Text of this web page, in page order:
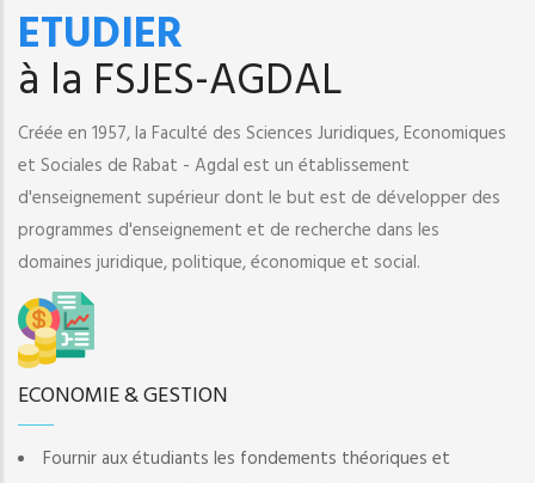
ETUDIER
à la FSJES-AGDAL
Créée en 1957, la Faculté des Sciences Juridiques, Economiques
et Sociales de Rabat - Agdal est un établissement
d'enseignement supérieur dont le but est de développer des
programmes d'enseignement et de recherche dans les
domaines juridique, politique, économique et social.
ECONOMIE & GESTION
Fournir aux étudiants les fondements théoriques et